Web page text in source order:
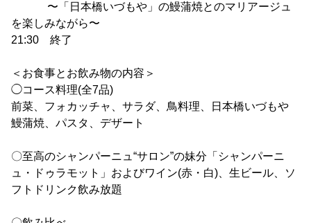
〜「日本橋いづもや」の鰻蒲焼とのマリアージュ
を楽しみながら〜
21:30 終了
＜お食事とお飲み物の内容＞
◯コース料理(全7品)
前菜、フォカッチャ、サラダ、鳥料理、日本橋いづもや
鰻蒲焼、パスタ、デザート
〇至高のシャンパーニュ“サロン”の妹分「シャンパーニ
ュ・ドゥラモット」およびワイン(赤・白)、生ビール、ソ
フトドリンク飲み放題